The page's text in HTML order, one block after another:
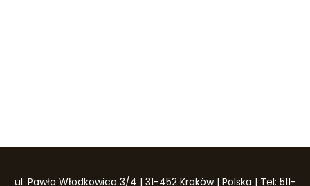
ul. Pawła Włodkowica 3/4 | 31-452 Kraków | Polska | Tel: 511-